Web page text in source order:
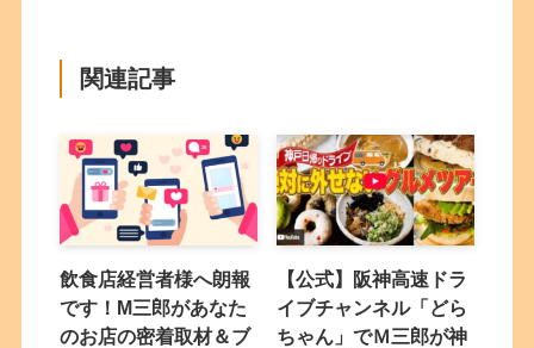
関連記事
飲食店経営者様へ朗報
です！M三郎があなた
のお店の密着取材＆ブ
【公式】阪神高速ドラ
イブチャンネル「どら
ちゃん」でＭ三郎が神